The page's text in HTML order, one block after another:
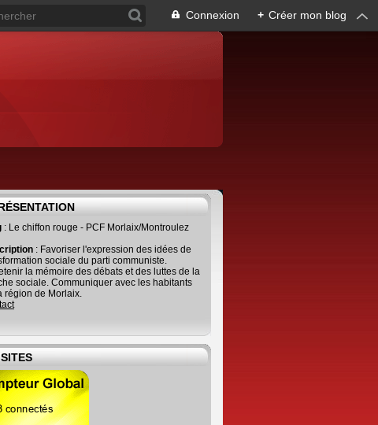
Connexion + Créer mon blog
: Le chiffon rouge - PCF Morlaix/Montroulez
: Favoriser l'expression des idées de
sociale du parti communiste.
la mémoire des débats et des luttes de la
sociale. Communiquer avec les habitants
région de Morlaix.